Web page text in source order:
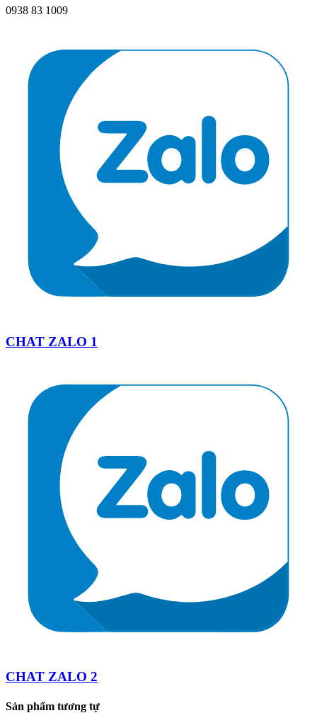
0938 83 1009
CHAT ZALO 1
CHAT ZALO 2
Sản phẩm tương tự